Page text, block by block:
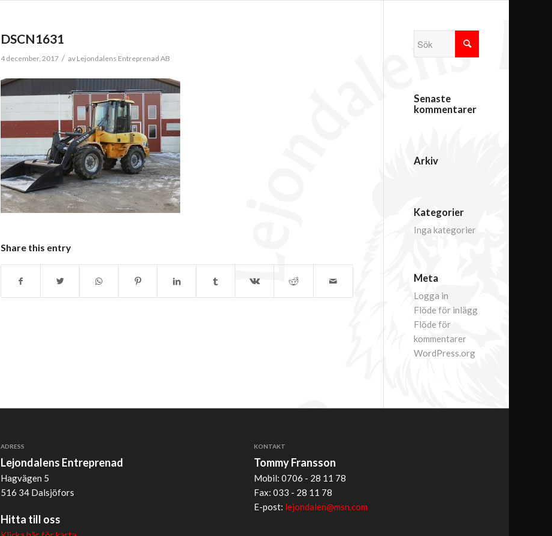
DSCN1631
4 december, 2017 / av Lejondalens Entreprenad AB
Share this entry
Senaste
kommentarer
Arkiv
Kategorier
Inga kategorier
Meta
Logga in
Flöde för inlägg
Flöde för
kommentarer
WordPress.org
ADRESS
Lejondalens Entreprenad
Hagvägen 5
516 34 Dalsjöfors
Hitta till oss
KONTAKT
Tommy Fransson
Mobil: 0706 - 28 11 78
Fax: 033 - 28 11 78
E-post: lejondalen@msn.com